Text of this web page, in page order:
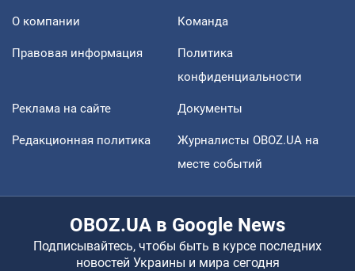
О компании Команда
Правовая информация
Политика
конфиденциальности
Реклама на сайте Документы
Редакционная политика
Журналисты OBOZ.UA на
месте событий
OBOZ.UA в Google News
Подписывайтесь, чтобы быть в курсе последних
новостей Украины и мира сегодня